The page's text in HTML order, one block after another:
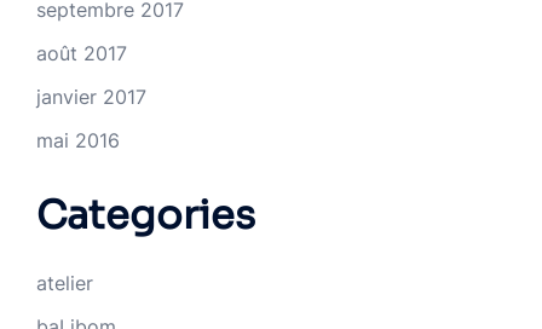
septembre 2017
août 2017
janvier 2017
mai 2016
Categories
atelier